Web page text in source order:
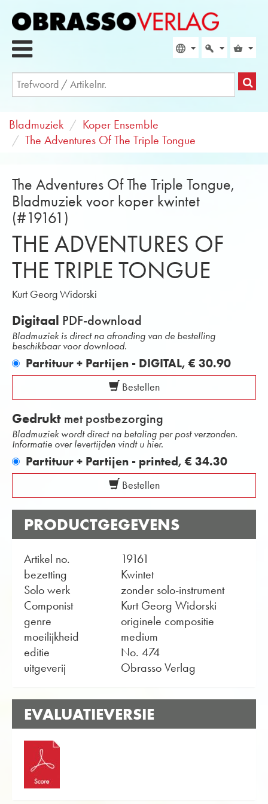
Bladmuziek
Koper Ensemble
The Adventures Of The Triple Tongue
The Adventures Of The Triple Tongue,
Bladmuziek voor koper kwintet
(#19161)
THE ADVENTURES OF
THE TRIPLE TONGUE
Kurt Georg Widorski
Digitaal PDF-download
Bladmuziek is direct na afronding van de bestelling
beschikbaar voor download.
Partituur + Partijen - DIGITAL,€ 30.90
Bestellen
Gedrukt met postbezorging
Bladmuziek wordt direct na betaling per post verzonden.
Informatie over levertijden vindt u hier.
Partituur + Partijen - printed,€ 34.30
Bestellen
PRODUCTGEGEVENS
Artikel no.
19161
bezetting
Kwintet
Solo werk
zonder solo-instrument
Componist
Kurt Georg Widorski
genre
originele compositie
moeilijkheid
medium
editie
No. 474
uitgeverij
Obrasso Verlag
EVALUATIEVERSIE